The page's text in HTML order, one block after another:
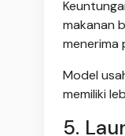
makanan
menerima
Model
memiliki
5.